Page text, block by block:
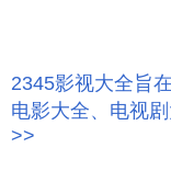
2345影视大全旨
电影大全、电视
>>